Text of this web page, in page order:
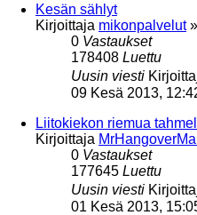
Kesän sählyt
Kirjoittaja mikonpalvelut»
0 Vastaukset
178408 Luettu
Uusin viesti
09 Kesä 2013,
Liitokiekon riemua
Kirjoittaja
0 Vastaukset
177645 Luettu
Uusin viesti
01 Kesä 2013,